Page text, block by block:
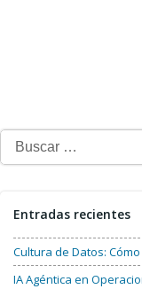
Buscar:
Entradas recientes
Cultura de Datos:
IA Agéntica en